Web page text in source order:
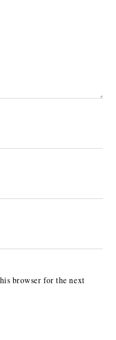
browser for the next